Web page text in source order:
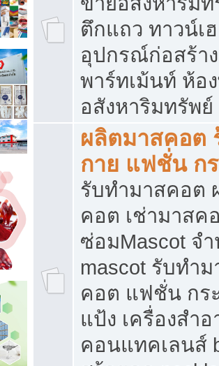
ตึกแถว ทาวน์เ
อุปกรณ์ก่อสร้า
พาร์ทเม้นท์ ห้อ
อสังหาริมทรัพ
ผลิตมาสคอต
กาย แฟชั่น กร
รับทำมาสคอต
คอต เช่ามาสค
ซ่อมMascot จ
mascot รับทำ
คอต แฟชั่น กระ
แป้ง เครื่องสำ
คอนแทคเลนส์